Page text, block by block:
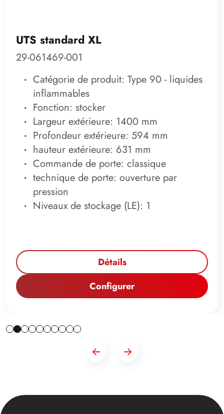
UTS standard XL
29-061469-001
Catégorie de produit: Type 90 - liquides
inflammables
Fonction: stocker
Largeur extérieure: 1400 mm
Profondeur extérieure: 594 mm
hauteur extérieure: 631 mm
Commande de porte: classique
technique de porte: ouverture par
pression
Niveaux de stockage (LE): 1
Détails
Configurer